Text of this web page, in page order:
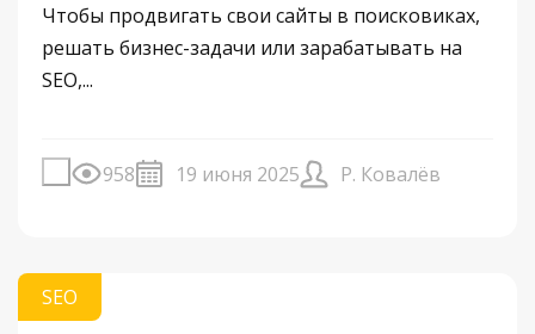
Чтобы продвигать свои сайты в поисковиках,
решать бизнес-задачи или зарабатывать на
SEO,...
958 19 июня 2025 Р. Ковалёв
SEO